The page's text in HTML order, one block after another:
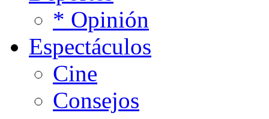
* Opinión
Espectáculos
Cine
Consejos